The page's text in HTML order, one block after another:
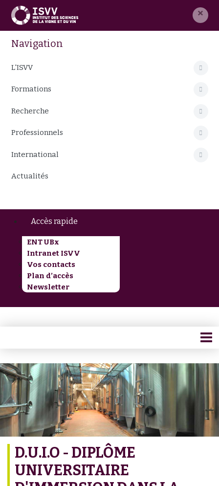
×
Navigation
L'ISVV
Formations
Recherche
Professionnels
International
Actualités
Accès rapide
ENT UBx
Intranet ISVV
Vos contacts
Plan d’accès
Newsletter
D.U.I.O - DIPLÔME
UNIVERSITAIRE